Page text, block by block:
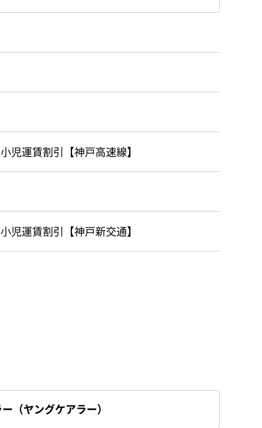
児運賃割引【神戸高速線】
児運賃割引【神戸新交通】
（ヤングケアラー）